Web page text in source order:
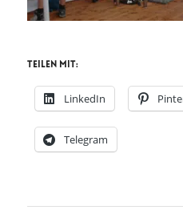
Teilen mit:
LinkedIn
Telegram